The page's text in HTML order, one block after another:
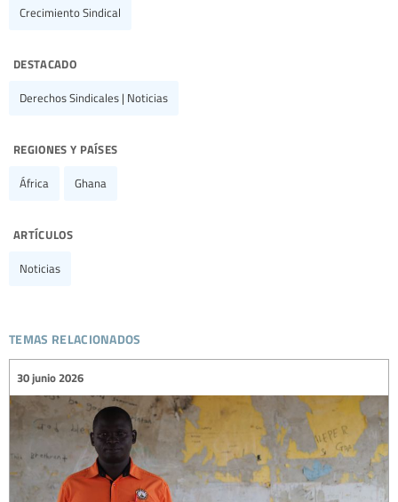
Crecimiento Sindical
destacado
Derechos Sindicales | Noticias
regiones y países
África Ghana
artículos
Noticias
temas relacionados
30 junio 2026